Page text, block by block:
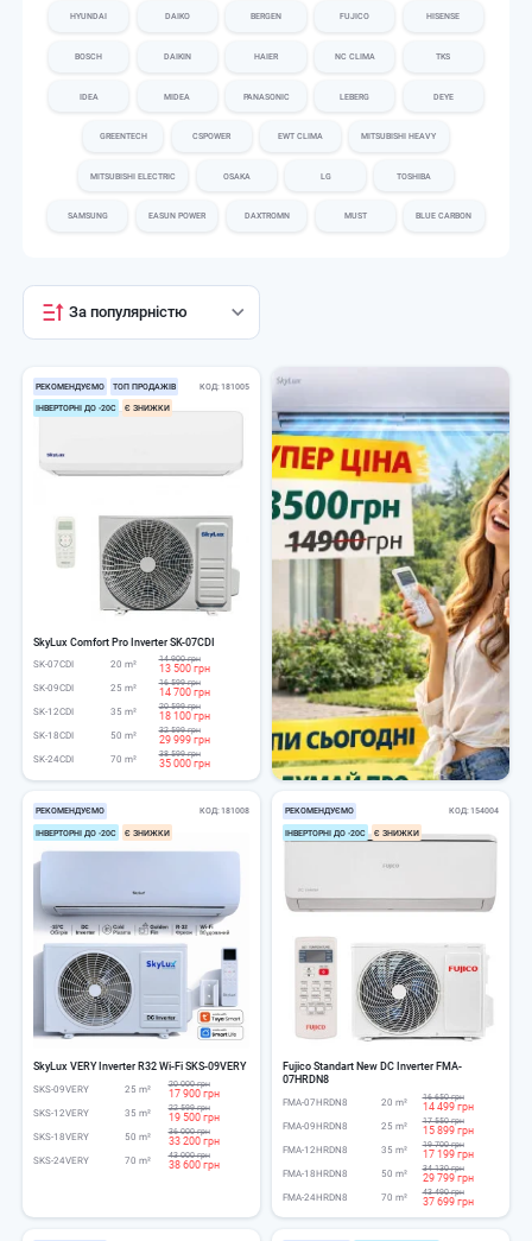
HYUNDAI DAIKO BERGEN FUJICO HISENSE
BOSCH DAIKIN HAIER NC CLIMA TKS
IDEA MIDEA PANASONIC LEBERG DEYE
GREENTECH CSPOWER EWT CLIMA MITSUBISHI HEAVY
MITSUBISHI ELECTRIC OSAKA LG TOSHIBA
SAMSUNG EASUN POWER DAXTROMN MUST BLUE CARBON
За популярністю
РЕКОМЕНДУЄМО ТОП ПРОДАЖІВ
ІНВЕРТОРНІ ДО -20С Є ЗНИЖКИ
КОД 181005
SkyLux Comfort Pro Inverter SK-07CDI
SK-07CDI 20 m² 14 900 грн
13 500 грн
SK-09CDI 25 m² 16 599 грн
14 700 грн
SK-12CDI 35 m² 20 599 грн
18 100 грн
SK-18CDI 50 m² 32 599 грн
29 999 грн
SK-24CDI 70 m² 38 599 грн
35 000 грн
РЕКОМЕНДУЄМО
ІНВЕРТОРНІ ДО -20С Є ЗНИЖКИ
КОД 181008
SkyLux VERY Inverter R32 Wi-Fi SKS-09VERY
SKS-09VERY 25 m² 20 000 грн
17 900 грн
SKS-12VERY 35 m² 22 599 грн
19 500 грн
SKS-18VERY 50 m² 36 000 грн
33 200 грн
SKS-24VERY 70 m² 43 000 грн
38 600 грн
РЕКОМЕНДУЄМО
ІНВЕРТОРНІ ДО -20С Є ЗНИЖКИ
КОД 154004
Fujico Standart New DC Іnverter FMA-
07HRDN8
FMA-07HRDN8 20 m² 16 650 грн
14 499 грн
FMA-09HRDN8 25 m² 17 550 грн
15 899 грн
FMA-12HRDN8 35 m² 19 700 грн
17 199 грн
FMA-18HRDN8 50 m² 34 130 грн
29 799 грн
FMA-24HRDN8 70 m² 43 490 грн
37 699 грн